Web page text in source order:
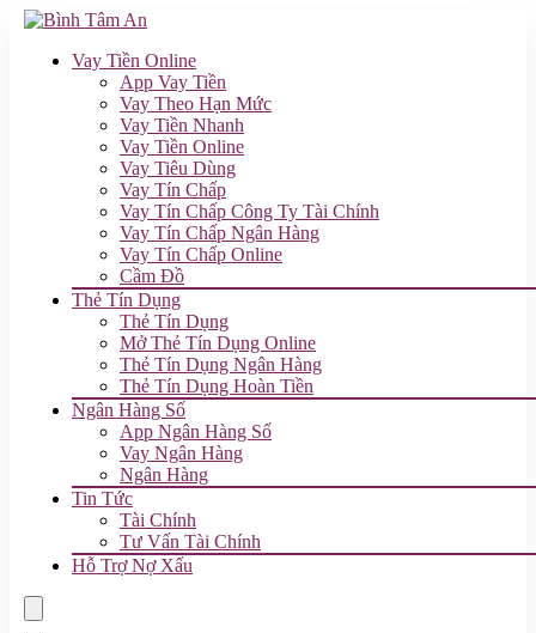
Vay Tiền Online
App Vay Tiền
Vay Theo Hạn Mức
Vay Tiền Nhanh
Vay Tiền Online
Vay Tiêu Dùng
Vay Tín Chấp
Vay Tín Chấp Công Ty Tài Chính
Vay Tín Chấp Ngân Hàng
Vay Tín Chấp Online
Cầm Đồ
Thẻ Tín Dụng
Thẻ Tín Dụng
Mở Thẻ Tín Dụng Online
Thẻ Tín Dụng Ngân Hàng
Thẻ Tín Dụng Hoàn Tiền
Ngân Hàng Số
App Ngân Hàng Số
Vay Ngân Hàng
Ngân Hàng
Tin Tức
Tài Chính
Tư Vấn Tài Chính
Hỗ Trợ Nợ Xấu